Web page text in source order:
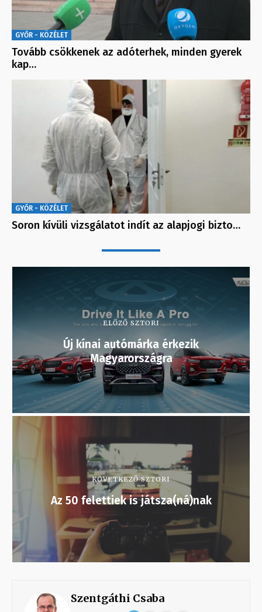
GYŐR - KÖZÉLET
Tovább csökkenek az adóterhek, minden gyerek
kap…
GYŐR - KÖZÉLET
Soron kívüli vizsgálatot indít az alapjogi bizto…
ELŐZŐ SZTORI
Új kínai autómárka érkezik
Magyarországra
KÖVETKEZŐ SZTORI
Az 50 felettiek is játsza(ná)nak
Szentgáthi Csaba